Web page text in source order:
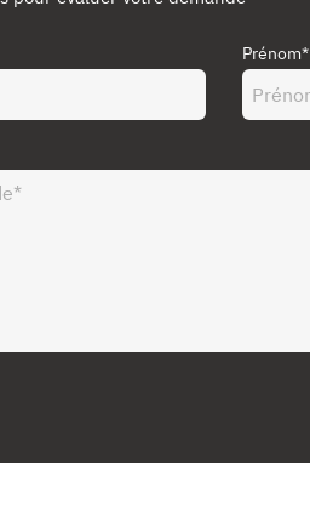
Prénom*